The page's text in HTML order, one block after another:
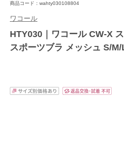
商品コード：wahty030108804
ワコール
HTY030｜ワコール CW-X
スポーツブラ メッシュ S/